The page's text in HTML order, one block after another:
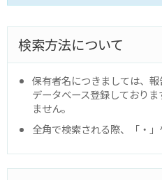
検索方法について
保有者名につきましては、
データベース登録しており
ません。
全角で検索される際、「・」